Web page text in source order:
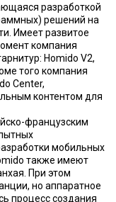
разработкой
решений на
Имеет развитое
компания
Homido V2,
того компания
Center,
контентом для
французским
мобильных
также имеют
При этом
но аппаратное
процесс создания